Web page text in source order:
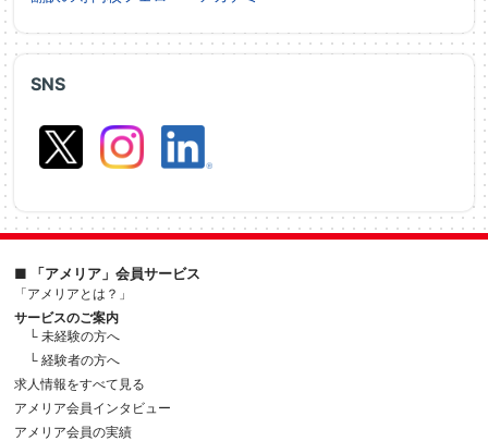
SNS
■ 「アメリア」会員サービス
「アメリアとは？」
サービスのご案内
└ 未経験の方へ
└ 経験者の方へ
求人情報をすべて見る
アメリア会員インタビュー
アメリア会員の実績